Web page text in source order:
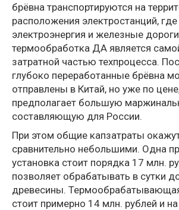
брёвна транспортируются на
расположения электростанций,
электроэнергия и железные
термообработка ДА является
затратной частью техпроцесса.
глубоко переработанные брёвна
отправлены в Китай, но уже по
предполагает большую
составляющую для России.
При этом общие капзатраты
сравнительно небольшими. Одна
установка стоит порядка 17 млн.
позволяет обрабатывать в сутки
древесины.
стоит примерно 14 млн. рублей и